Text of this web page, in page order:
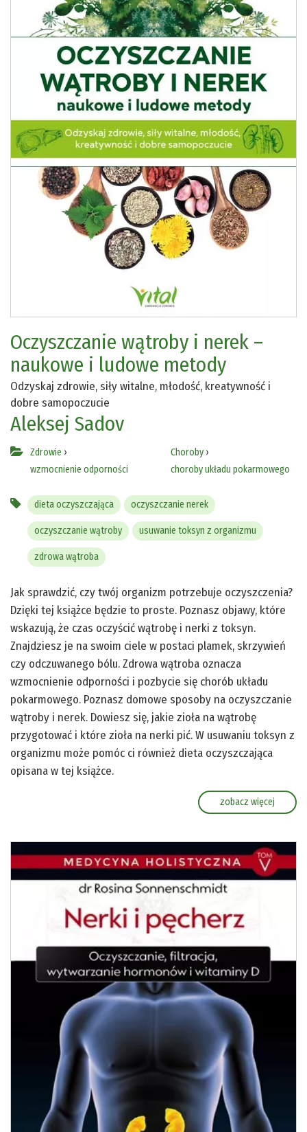
Oczyszczanie wątroby i nerek –
naukowe i ludowe metody
Odzyskaj zdrowie, siły witalne, młodość, kreatywność i
dobre samopoczucie
Aleksej Sadov
Zdrowie ›
wzmocnienie odporności
Choroby›
choroby układu pokarmowego
dieta oczyszczająca oczyszczanie nerek
oczyszczanie wątroby usuwanie toksyn z organizmu
zdrowa wątroba
Jak sprawdzić, czy twój organizm potrzebuje oczyszczenia?
Dzięki tej książce będzie to proste. Poznasz objawy, które
wskazują, że czas oczyścić wątrobę i nerki z toksyn.
Znajdziesz je na swoim ciele w postaci plamek, skrzywień
czy odczuwanego bólu. Zdrowa wątroba oznacza
wzmocnienie odporności i pozbycie się chorób układu
pokarmowego. Poznasz domowe sposoby na oczyszczanie
wątroby i nerek. Dowiesz się, jakie zioła na wątrobę
przygotować i które zioła na nerki pić. W usuwaniu toksyn z
organizmu może pomóc ci również dieta oczyszczająca
opisana w tej książce.
zobacz więcej